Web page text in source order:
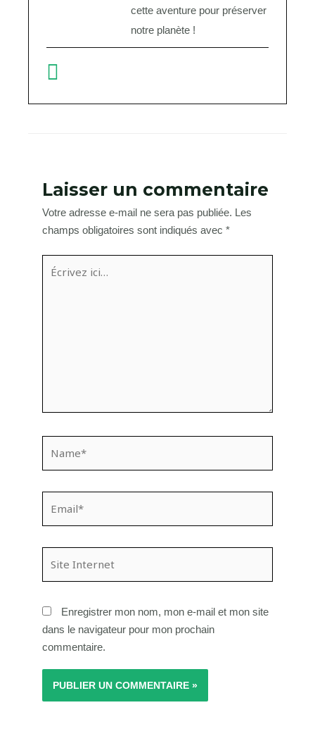
cette aventure pour préserver
notre planète !
Laisser un commentaire
Votre adresse e-mail ne sera pas publiée. Les
champs obligatoires sont indiqués avec *
Enregistrer mon nom, mon e-mail et mon site
dans le navigateur pour mon prochain
commentaire.